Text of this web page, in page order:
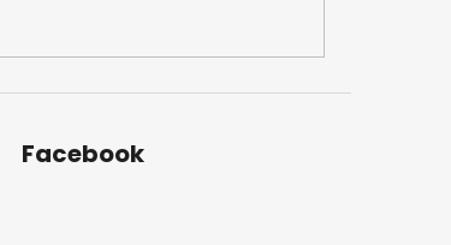
Facebook